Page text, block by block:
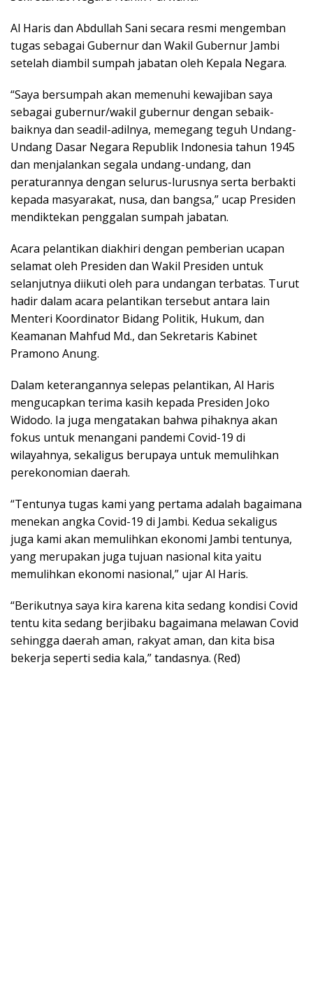
Al Haris dan Abdullah Sani secara resmi mengemban
tugas sebagai Gubernur dan Wakil Gubernur Jambi
setelah diambil sumpah jabatan oleh Kepala Negara.
“Saya bersumpah akan memenuhi kewajiban saya
sebagai gubernur/wakil gubernur dengan sebaik-
baiknya dan seadil-adilnya, memegang teguh Undang-
Undang Dasar Negara Republik Indonesia tahun 1945
dan menjalankan segala undang-undang, dan
peraturannya dengan selurus-lurusnya serta berbakti
kepada masyarakat, nusa, dan bangsa,” ucap Presiden
mendiktekan penggalan sumpah jabatan.
Acara pelantikan diakhiri dengan pemberian ucapan
selamat oleh Presiden dan Wakil Presiden untuk
selanjutnya diikuti oleh para undangan terbatas. Turut
hadir dalam acara pelantikan tersebut antara lain
Menteri Koordinator Bidang Politik, Hukum, dan
Keamanan Mahfud Md., dan Sekretaris Kabinet
Pramono Anung.
Dalam keterangannya selepas pelantikan, Al Haris
mengucapkan terima kasih kepada Presiden Joko
Widodo. Ia juga mengatakan bahwa pihaknya akan
fokus untuk menangani pandemi Covid-19 di
wilayahnya, sekaligus berupaya untuk memulihkan
perekonomian daerah.
“Tentunya tugas kami yang pertama adalah bagaimana
menekan angka Covid-19 di Jambi. Kedua sekaligus
juga kami akan memulihkan ekonomi Jambi tentunya,
yang merupakan juga tujuan nasional kita yaitu
memulihkan ekonomi nasional,” ujar Al Haris.
“Berikutnya saya kira karena kita sedang kondisi Covid
tentu kita sedang berjibaku bagaimana melawan Covid
sehingga daerah aman, rakyat aman, dan kita bisa
bekerja seperti sedia kala,” tandasnya. (Red)